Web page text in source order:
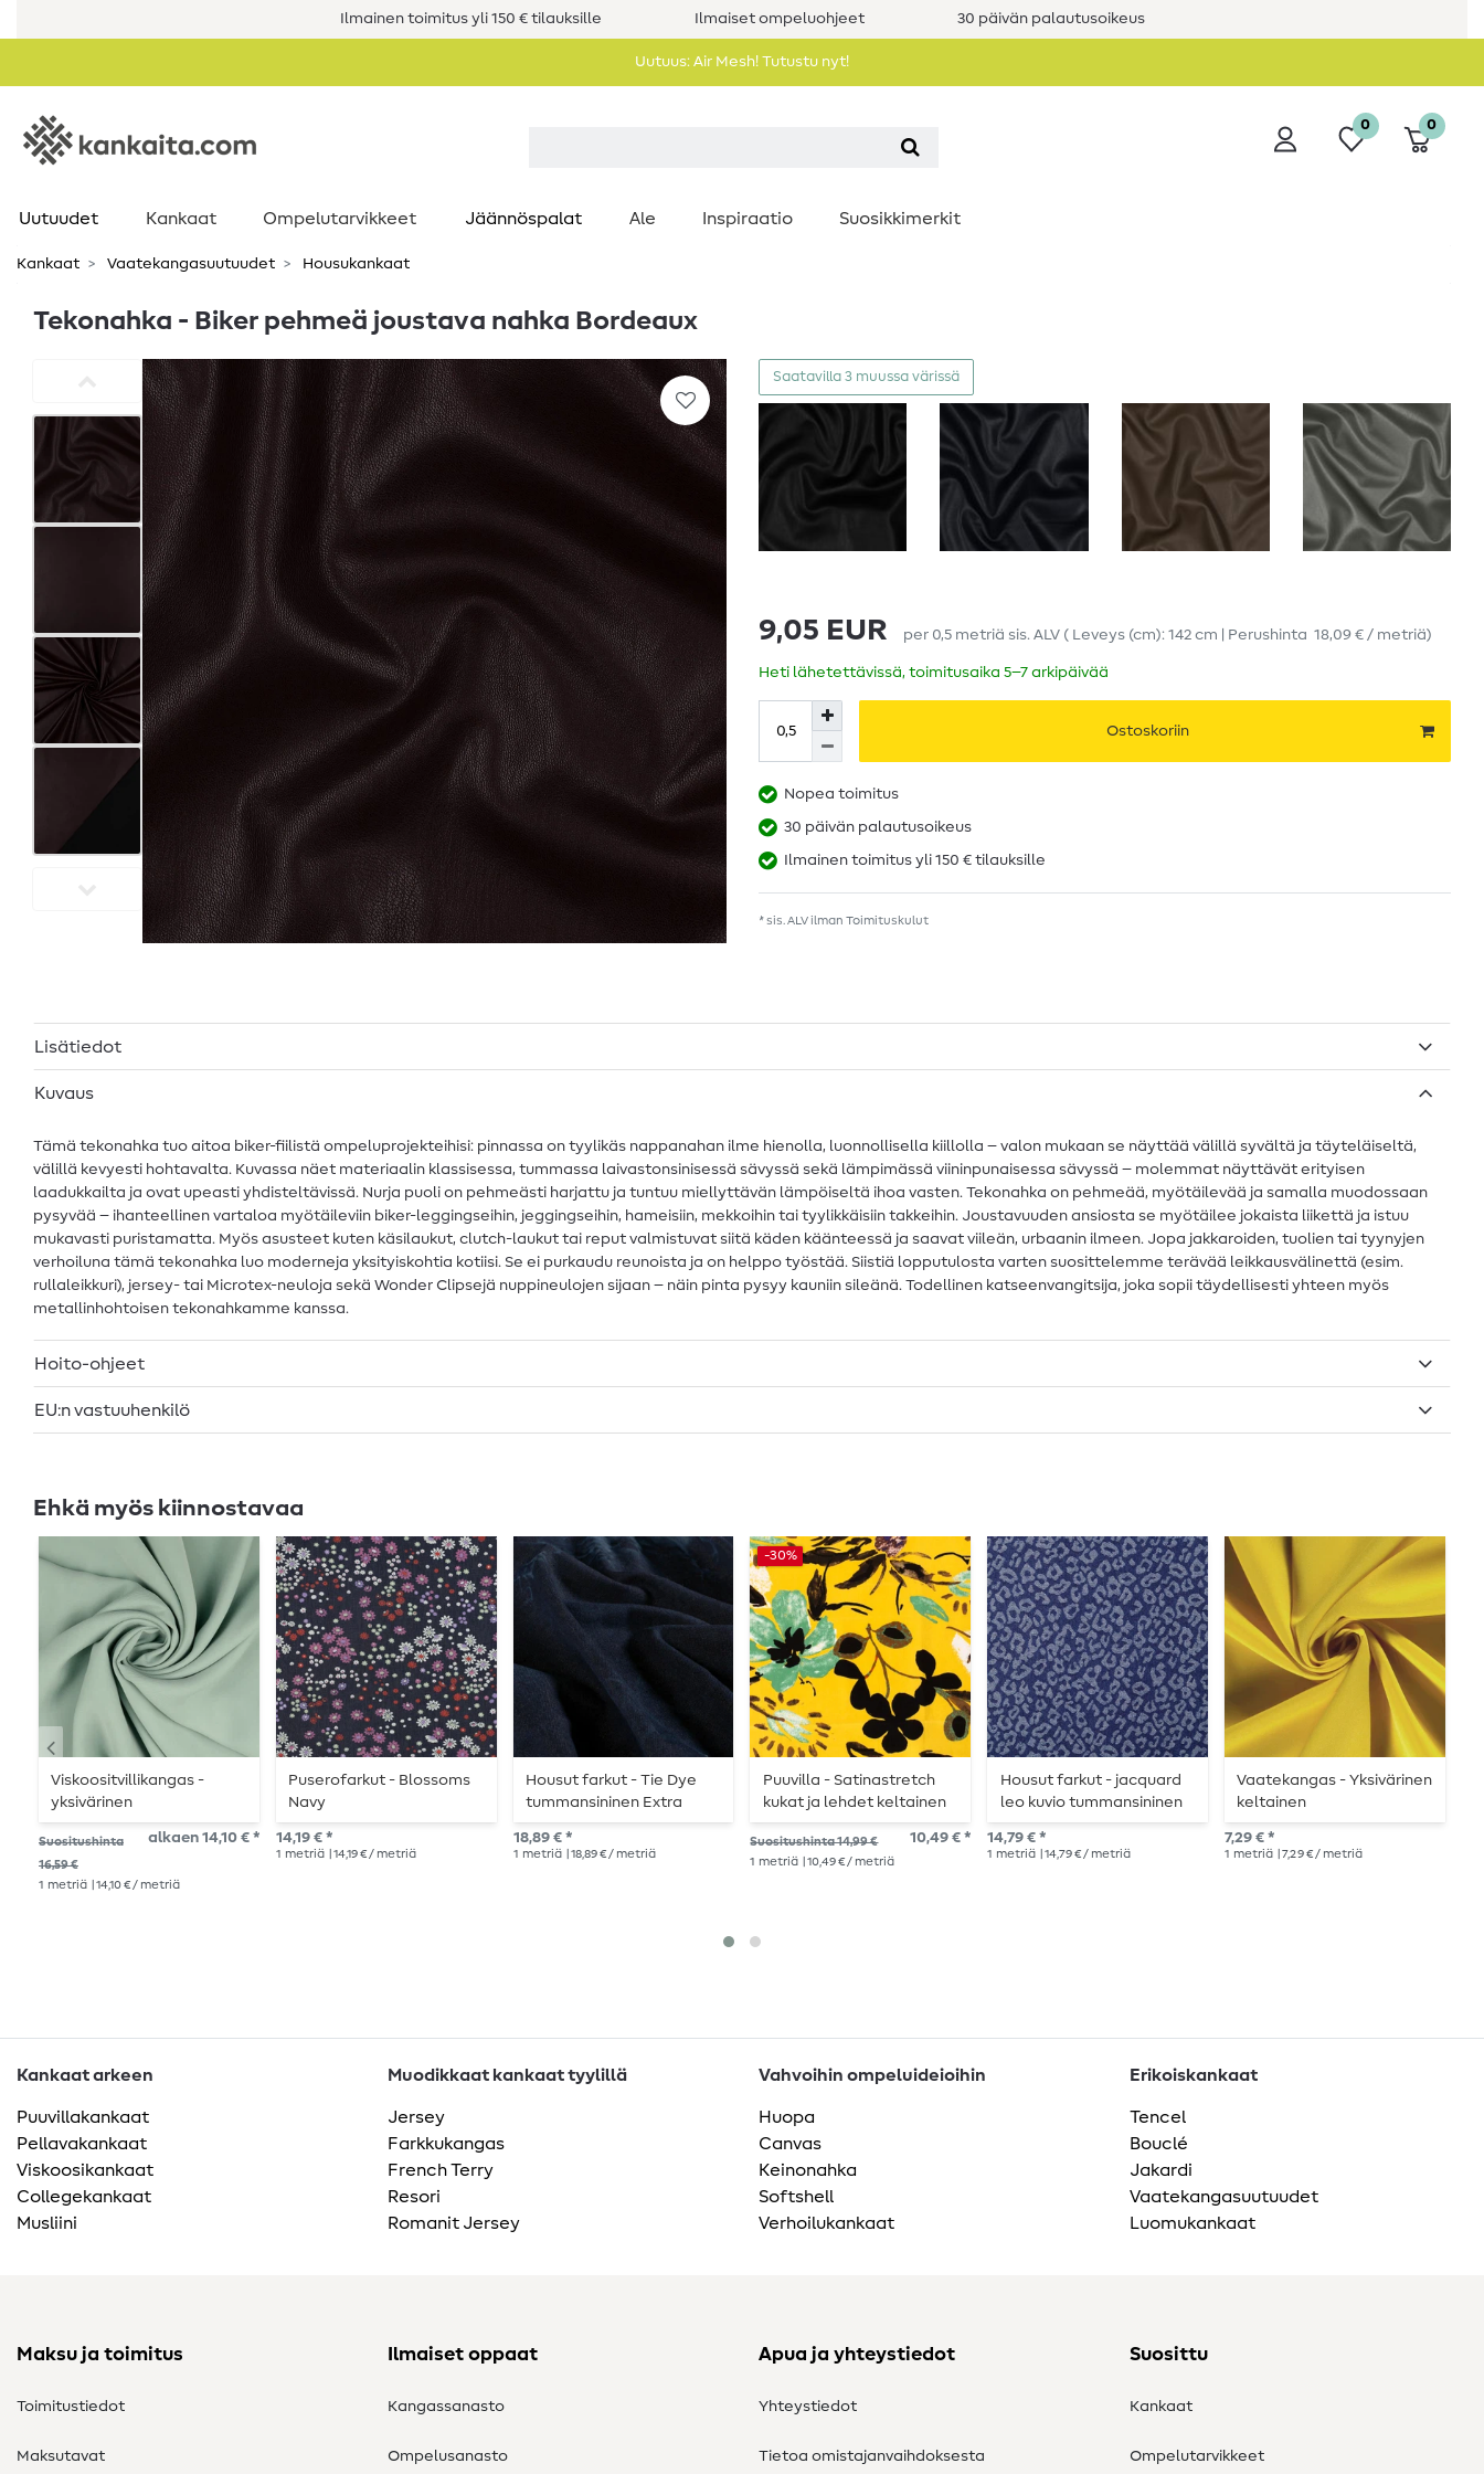
Ilmainen toimitus yli 150 € tilauksille Ilmaiset ompeluohjeet 30 päivän palautusoikeus
Uutuus: Air Mesh! Tutustu nyt!
0 0
Uutuudet Kankaat Ompelutarvikkeet Jäännöspalat Ale Inspiraatio Suosikkimerkit
Kankaat Vaatekangasuutuudet Housukankaat
Tekonahka - Biker pehmeä joustava nahka Bordeaux
Saatavilla 3 muussa värissä
9,05 EUR per 0,5 metriä sis. ALV ( Leveys (cm): 142 cm | Perushinta 18,09 € / metriä)
Heti lähetettävissä, toimitusaika 5–7 arkipäivää
Ostoskoriin
Nopea toimitus
30 päivän palautusoikeus
Ilmainen toimitus yli 150 € tilauksille
* sis. ALV ilman Toimituskulut
Lisätiedot
Kuvaus
Tämä tekonahka tuo aitoa biker-fiilistä ompeluprojekteihisi: pinnassa on tyylikäs nappanahan ilme hienolla, luonnollisella kiillolla – valon mukaan se näyttää välillä syvältä ja täyteläiseltä,
välillä kevyesti hohtavalta. Kuvassa näet materiaalin klassisessa, tummassa laivastonsinisessä sävyssä sekä lämpimässä viininpunaisessa sävyssä – molemmat näyttävät erityisen
laadukkailta ja ovat upeasti yhdisteltävissä. Nurja puoli on pehmeästi harjattu ja tuntuu miellyttävän lämpöiseltä ihoa vasten. Tekonahka on pehmeää, myötäilevää ja samalla muodossaan
pysyvää – ihanteellinen vartaloa myötäileviin biker-leggingseihin, jeggingseihin, hameisiin, mekkoihin tai tyylikkäisiin takkeihin. Joustavuuden ansiosta se myötäilee jokaista liikettä ja istuu
mukavasti puristamatta. Myös asusteet kuten käsilaukut, clutch-laukut tai reput valmistuvat siitä käden käänteessä ja saavat viileän, urbaanin ilmeen. Jopa jakkaroiden, tuolien tai tyynyjen
verhoiluna tämä tekonahka luo moderneja yksityiskohtia kotiisi. Se ei purkaudu reunoista ja on helppo työstää. Siistiä lopputulosta varten suosittelemme terävää leikkausvälinettä (esim.
rullaleikkuri), jersey- tai Microtex-neuloja sekä Wonder Clipsejä nuppineulojen sijaan – näin pinta pysyy kauniin sileänä. Todellinen katseenvangitsija, joka sopii täydellisesti yhteen myös
metallinhohtoisen tekonahkamme kanssa.
Hoito-ohjeet
EU:n vastuuhenkilö
Ehkä myös kiinnostavaa
Viskoositvillikangas -
yksivärinen
lehmuksenvihreä Tencel-
pintaviimeistelyllä
Suositushinta
16,59 €
alkaen 14,10 € *
1 metriä | 14,10 € / metriä
Puserofarkut - Blossoms
Navy
14,19 € *
1 metriä | 14,19 € / metriä
Housut farkut - Tie Dye
tummansininen Extra
leveä
18,89 € *
1 metriä | 18,89 € / metriä
-30%
Puuvilla - Satinastretch
kukat ja lehdet keltainen
Suositushinta 14,99 € 10,49 € *
1 metriä | 10,49 € / metriä
Housut farkut - jacquard
leo kuvio tummansininen
extra leveä
14,79 € *
1 metriä | 14,79 € / metriä
Vaatekangas - Yksivärinen
keltainen
7,29 € *
1 metriä | 7,29 € / metriä
Kankaat arkeen
Puuvillakankaat
Pellavakankaat
Viskoosikankaat
Collegekankaat
Musliini
Muodikkaat kankaat tyylillä
Jersey
Farkkukangas
French Terry
Resori
Romanit Jersey
Vahvoihin ompeluideioihin
Huopa
Canvas
Keinonahka
Softshell
Verhoilukankaat
Erikoiskankaat
Tencel
Bouclé
Jakardi
Vaatekangasuutuudet
Luomukankaat
Maksu ja toimitus
Toimitustiedot
Maksutavat
Ilmaiset oppaat
Kangassanasto
Ompelusanasto
Apua ja yhteystiedot
Yhteystiedot
Tietoa omistajanvaihdoksesta
Suosittu
Kankaat
Ompelutarvikkeet